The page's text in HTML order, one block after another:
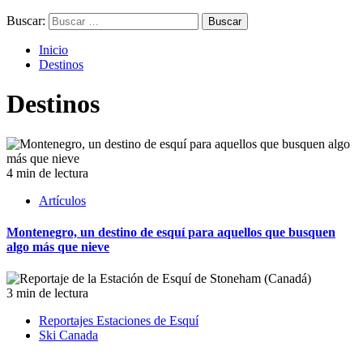
Buscar:
Inicio
Destinos
Destinos
4 min de lectura
Artículos
Montenegro, un destino de esquí para aquellos que busquen
algo más que nieve
3 min de lectura
Reportajes Estaciones de Esquí
Ski Canada